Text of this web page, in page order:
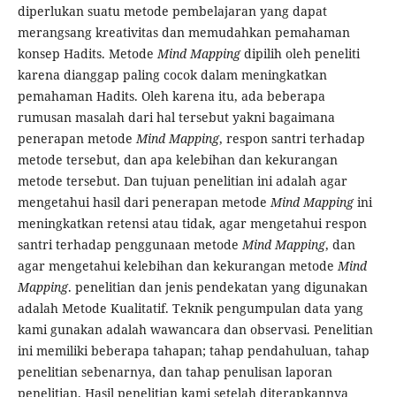
diperlukan suatu metode pembelajaran yang dapat
merangsang kreativitas dan memudahkan pemahaman
konsep Hadits. MetodeMind Mappingdipilih oleh peneliti
karena dianggap paling cocok dalam meningkatkan
pemahaman Hadits. Oleh karena itu, ada beberapa
rumusan masalah dari hal tersebut yakni bagaimana
penerapan metodeMind Mapping, respon santri terhadap
metode tersebut, dan apa kelebihan dan kekurangan
metode tersebut. Dan tujuan penelitian ini adalah agar
mengetahui hasil dari penerapan metodeMind Mappingini
meningkatkan retensi atau tidak, agar mengetahui respon
santri terhadap penggunaan metodeMind Mapping, dan
agar mengetahui kelebihan dan kekurangan metodeMind
Mapping. penelitian dan jenis pendekatan yang digunakan
adalah Metode Kualitatif. Teknik pengumpulan data yang
kami gunakan adalah wawancara dan observasi. Penelitian
ini memiliki beberapa tahapan; tahap pendahuluan, tahap
penelitian sebenarnya, dan tahap penulisan laporan
penelitian. Hasil penelitian kami setelah diterapkannya